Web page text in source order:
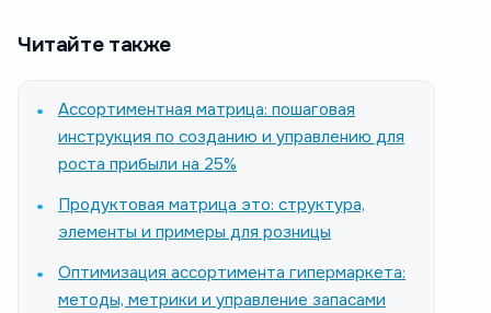
Читайте также
Ассортиментная матрица: пошаговая
инструкция по созданию и управлению для
роста прибыли на 25%
Продуктовая матрица это: структура,
элементы и примеры для розницы
Оптимизация ассортимента гипермаркета:
методы, метрики и управление запасами